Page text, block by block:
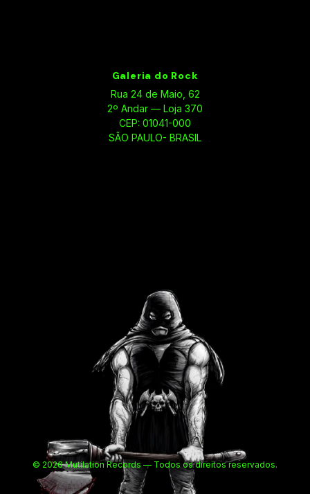
Galeria do Rock
Rua 24 de Maio, 62
2º Andar — Loja 370
CEP: 01041-000
SÃO PAULO- BRASIL
© 2026 Mutilation Records — Todos os direitos reservados.